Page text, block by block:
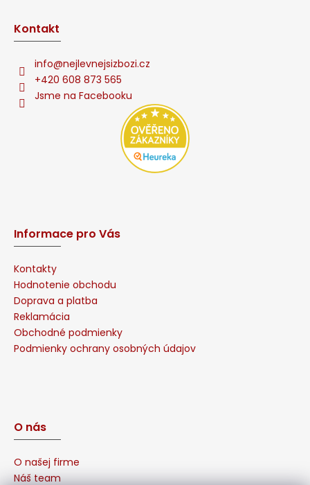
Kontakt
info@nejlevnejsizbozi.cz
+420 608 873 565
Jsme na Facebooku
Informace pro Vás
Kontakty
Hodnotenie obchodu
Doprava a platba
Reklamácia
Obchodné podmienky
Podmienky ochrany osobných údajov
O nás
O našej firme
Náš team